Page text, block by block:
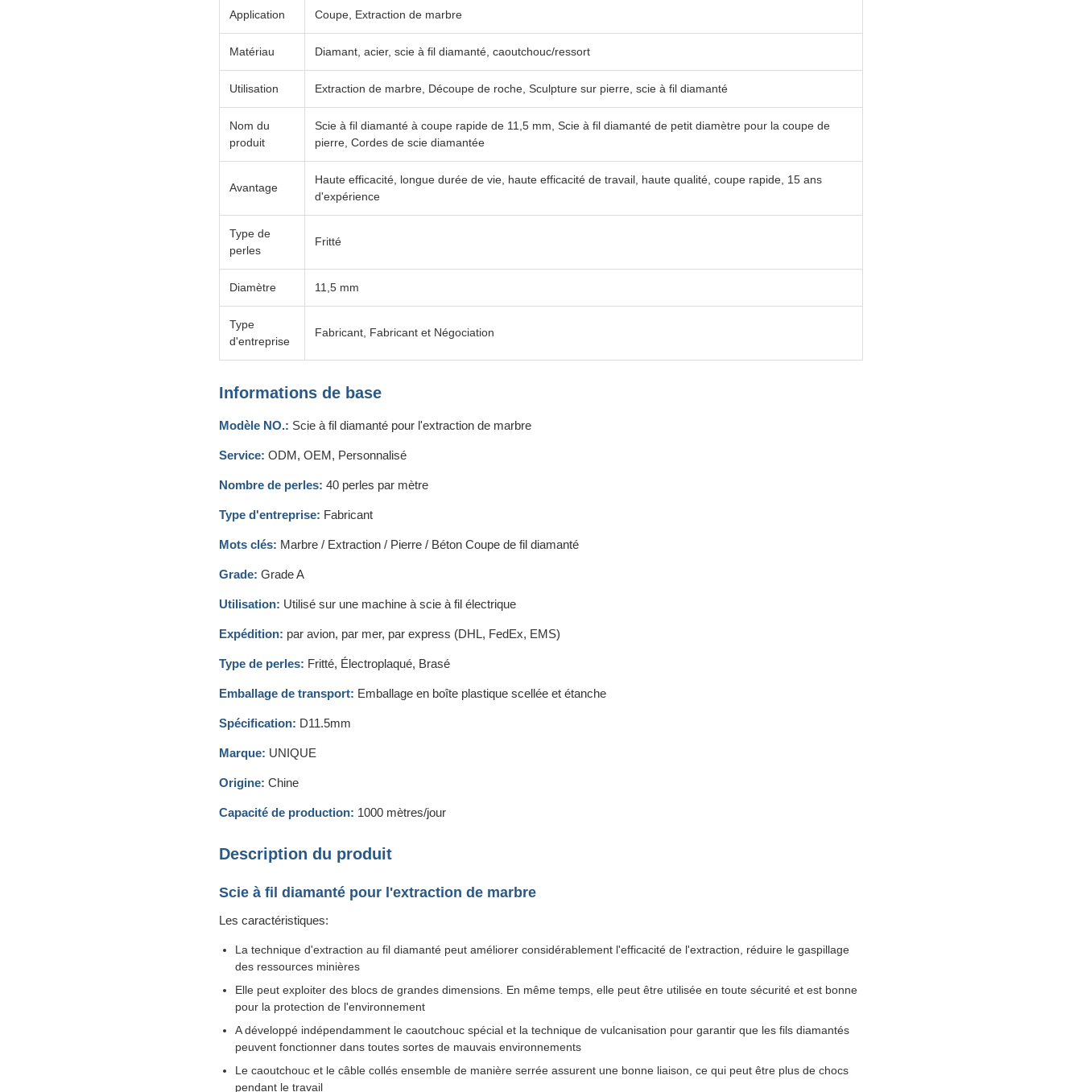
Application Coupe, Extraction de marbre
Matériau Diamant, acier, scie à fil diamanté, caoutchouc/ressort
Utilisation Extraction de marbre, Découpe de roche, Sculpture sur pierre, scie à fil diamanté
Nom du
produit
Scie à fil diamanté à coupe rapide de 11,5 mm, Scie à fil diamanté de petit diamètre pour la coupe de
pierre, Cordes de scie diamantée
Avantage
Haute efficacité, longue durée de vie, haute efficacité de travail, haute qualité, coupe rapide, 15 ans
d'expérience
Type de
perles
Fritté
Diamètre 11,5 mm
Type
d'entreprise
Fabricant, Fabricant et Négociation
Informations de base
Modèle NO.: Scie à fil diamanté pour l'extraction de marbre
Service: ODM, OEM, Personnalisé
Nombre de perles: 40 perles par mètre
Type d'entreprise: Fabricant
Mots clés: Marbre / Extraction / Pierre / Béton Coupe de fil diamanté
Grade: Grade A
Utilisation: Utilisé sur une machine à scie à fil électrique
Expédition: par avion, par mer, par express (DHL, FedEx, EMS)
Type de perles: Fritté, Électroplaqué, Brasé
Emballage de transport: Emballage en boîte plastique scellée et étanche
Spécification: D11.5mm
Marque: UNIQUE
Origine: Chine
Capacité de production: 1000 mètres/jour
Description du produit
Scie à fil diamanté pour l'extraction de marbre
Les caractéristiques:
La technique d'extraction au fil diamanté peut améliorer considérablement l'efficacité de l'extraction, réduire le gaspillage
des ressources minières
Elle peut exploiter des blocs de grandes dimensions. En même temps, elle peut être utilisée en toute sécurité et est bonne
pour la protection de l'environnement
A développé indépendamment le caoutchouc spécial et la technique de vulcanisation pour garantir que les fils diamantés
peuvent fonctionner dans toutes sortes de mauvais environnements
Le caoutchouc et le câble collés ensemble de manière serrée assurent une bonne liaison, ce qui peut être plus de chocs
pendant le travail